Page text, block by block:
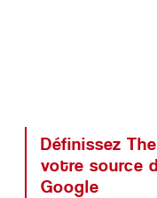
Définissez
votre source
Google